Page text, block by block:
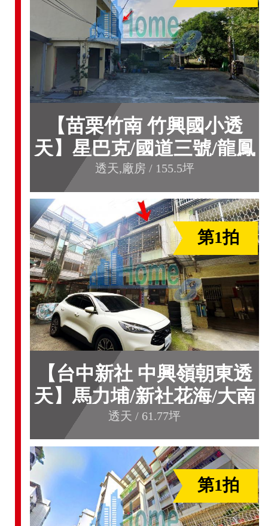
【苗栗竹南 竹興國小透
天】星巴克/國道三號/龍鳳
漁港***
透天,廠房 / 155.5坪
第1拍
【台中新社 中興嶺朝東透
天】馬力埔/新社花海/大南
國小
透天 / 61.77坪
第1拍